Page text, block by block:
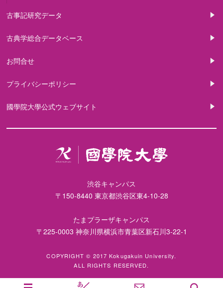
古事記研究データ
古典学総合データベース
お問合せ
プライバシーポリシー
國學院大學公式ウェブサイト
渋谷キャンパス
〒150-8440 東京都渋谷区東4-10-28
たまプラーザキャンパス
〒225-0003 神奈川県横浜市青葉区新石川3-22-1
COPYRIGHT © 2017 Kokugakuin University.
ALL RIGHTS RESERVED.